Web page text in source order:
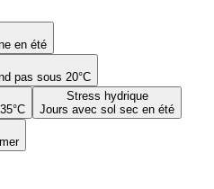
en été
pas sous 20°C
Stress hydrique
Jours avec sol sec en été